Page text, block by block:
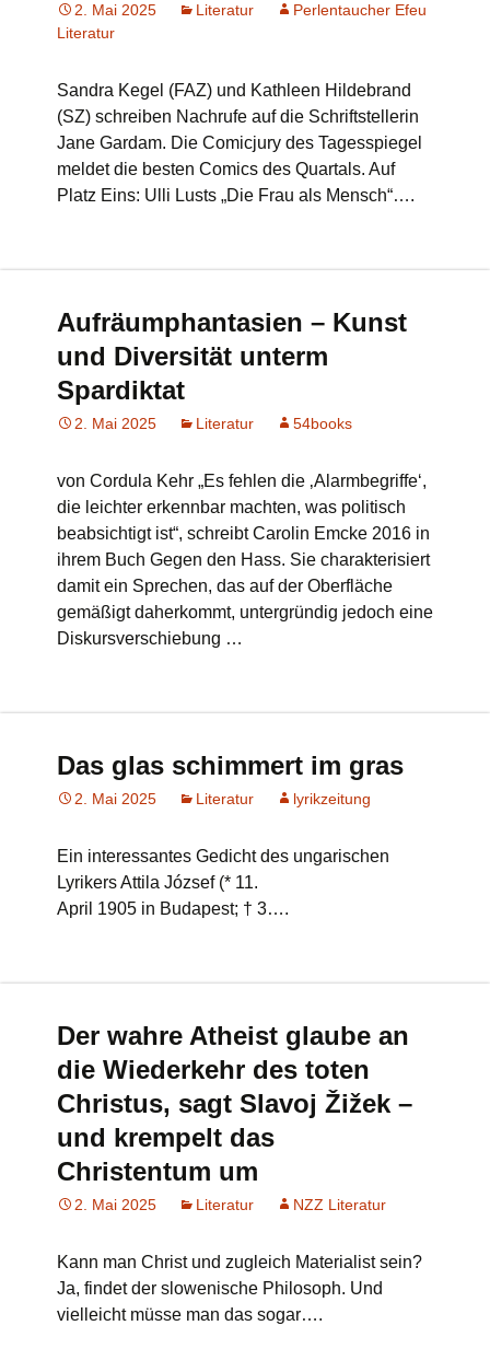
2. Mai 2025 Literatur
Perlentaucher Efeu
Literatur
Sandra Kegel (FAZ) und Kathleen Hildebrand
(SZ) schreiben Nachrufe auf die Schriftstellerin
Jane Gardam. Die Comicjury des Tagesspiegel
meldet die besten Comics des Quartals. Auf
Platz Eins: Ulli Lusts „Die Frau als Mensch“….
Aufräumphantasien – Kunst
und Diversität unterm
Spardiktat
2. Mai 2025 Literatur 54books
von Cordula Kehr „Es fehlen die ‚Alarmbegriffe‘,
die leichter erkennbar machten, was politisch
beabsichtigt ist“, schreibt Carolin Emcke 2016 in
ihrem Buch Gegen den Hass. Sie charakterisiert
damit ein Sprechen, das auf der Oberfläche
gemäßigt daherkommt, untergründig jedoch eine
Diskursverschiebung …
Das glas schimmert im gras
2. Mai 2025 Literatur lyrikzeitung
Ein interessantes Gedicht des ungarischen
Lyrikers Attila József (* 11.
April 1905 in Budapest; † 3….
Der wahre Atheist glaube an
die Wiederkehr des toten
Christus, sagt Slavoj Žižek –
und krempelt das
Christentum um
2. Mai 2025 Literatur NZZ Literatur
Kann man Christ und zugleich Materialist sein?
Ja, findet der slowenische Philosoph. Und
vielleicht müsse man das sogar….